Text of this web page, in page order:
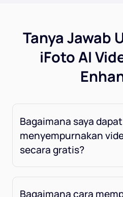
Tanya Jawab
iFoto AI
Bagaimana saya dapat
menyempurnakan
secara gratis?
Bagaimana cara